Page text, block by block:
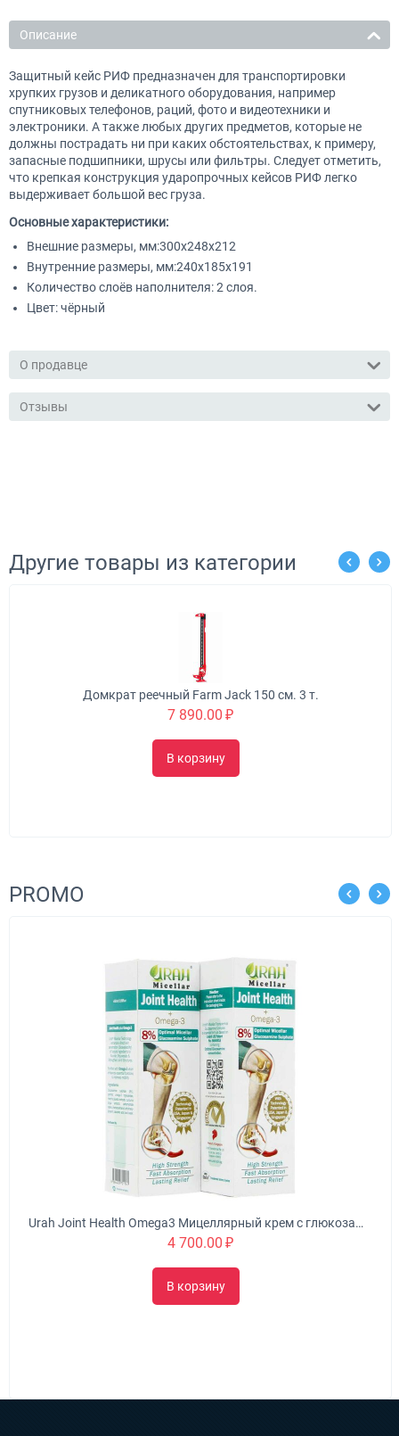
Описание
Защитный кейс РИФ предназначен для транспортировки
хрупких грузов и деликатного оборудования, например
спутниковых телефонов, раций, фото и видеотехники и
электроники. А также любых других предметов, которые не
должны пострадать ни при каких обстоятельствах, к примеру,
запасные подшипники, шрусы или фильтры. Следует отметить,
что крепкая конструкция ударопрочных кейсов РИФ легко
выдерживает большой вес груза.
Основные характеристики:
Внешние размеры, мм:300х248х212
Внутренние размеры, мм:240x185x191
Количество слоёв наполнителя: 2 слоя.
Цвет: чёрный
О продавце
Отзывы
Другие товары из категории
Домкрат реечный Farm Jack 150 см. 3 т.
7 890.00₽
В корзину
PROMO
Urah Joint Health Omega3 Мицеллярный крем с глюкозамином питает, омолаживает и укрепляет суставы
4 700.00 ₽
В корзину